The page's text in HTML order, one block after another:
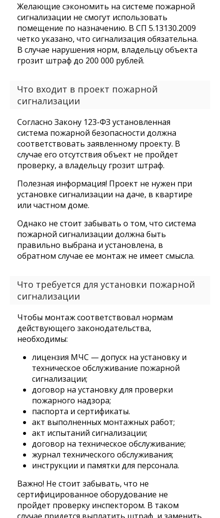
Желающие сэкономить на системе пожарной
сигнализации не смогут использовать
помещение по назначению. В СП 5.13130.2009
четко указано, что сигнализация обязательна.
В случае нарушения норм, владельцу объекта
грозит штраф до 200 000 рублей.
Что входит в проект пожарной
сигнализации
Согласно Закону 123-ФЗ установленная
система пожарной безопасности должна
соответствовать заявленному проекту. В
случае его отсутствия объект не пройдет
проверку, а владельцу грозит штраф.
Полезная информация! Проект не нужен при
установке сигнализации на даче, в квартире
или частном доме.
Однако не стоит забывать о том, что система
пожарной сигнализации должна быть
правильно выбрана и установлена, в
обратном случае ее монтаж не имеет смысла.
Что требуется для установки пожарной
сигнализации
Чтобы монтаж соответствовал нормам
действующего законодательства,
необходимы:
лицензия МЧС — допуск на установку и
техническое обслуживание пожарной
сигнализации;
договор на установку для проверки
пожарного надзора;
паспорта и сертификаты.
акт выполненных монтажных работ;
акт испытаний сигнализации;
договор на техническое обслуживание;
журнал технического обслуживания;
инструкции и памятки для персонала.
Важно! Не стоит забывать, что не
сертифицированное оборудование не
пройдет проверку инспектором. В таком